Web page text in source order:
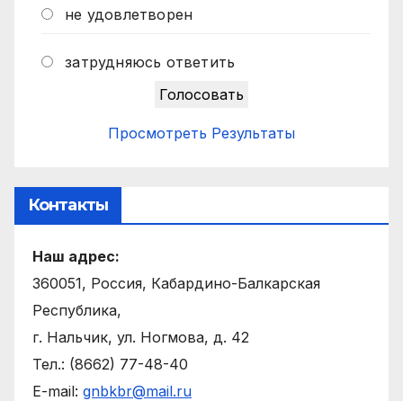
не удовлетворен
затрудняюсь ответить
Просмотреть Результаты
Контакты
Наш адрес:
360051, Россия, Кабардино-Балкарская
Республика,
г. Нальчик, ул. Ногмова, д. 42
Тел.: (8662) 77-48-40
E-mail: gnbkbr@mail.ru